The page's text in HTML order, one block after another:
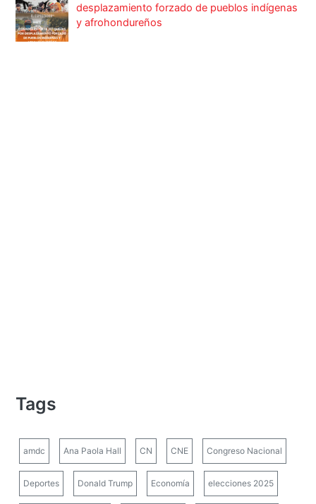
desplazamiento forzado de pueblos indígenas
y afrohondureños
Tags
amdc Ana Paola Hall CN CNE Congreso Nacional
Deportes Donald Trump Economía elecciones 2025